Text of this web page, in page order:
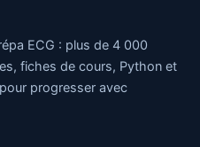
ECG : plus de 4 000
fiches de cours, Python et
progresser avec